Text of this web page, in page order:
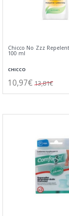
Chicco No Zzz
100 ml
CHICCO
10,97€ 13,81€